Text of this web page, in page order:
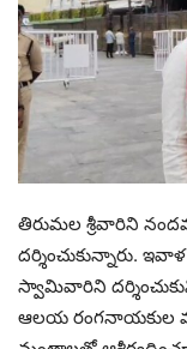
తిరుమల శ్రీవారిని
స్వామివారిని
ఆలయ రంగనాయకుల